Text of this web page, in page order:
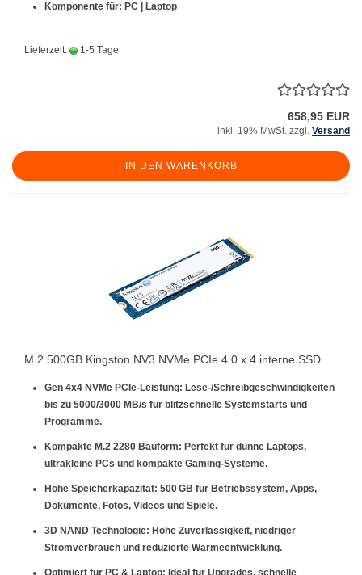
Komponente für: PC | Laptop
Lieferzeit: 1-5 Tage
658,95 EUR
inkl. 19% MwSt. zzgl. Versand
IN DEN WARENKORB
M.2 500GB Kingston NV3 NVMe PCIe 4.0 x 4 interne SSD
Gen 4x4 NVMe PCIe-Leistung: Lese-/Schreibgeschwindigkeiten
bis zu 5000/3000 MB/s für blitzschnelle Systemstarts und
Programme.
Kompakte M.2 2280 Bauform: Perfekt für dünne Laptops,
ultrakleine PCs und kompakte Gaming-Systeme.
Hohe Speicherkapazität: 500 GB für Betriebssystem, Apps,
Dokumente, Fotos, Videos und Spiele.
3D NAND Technologie: Hohe Zuverlässigkeit, niedriger
Stromverbrauch und reduzierte Wärmeentwicklung.
Optimiert für PC & Laptop: Ideal für Upgrades, schnelle